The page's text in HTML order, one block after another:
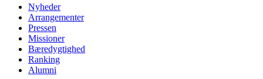
Nyheder
Arrangementer
Pressen
Missioner
Bæredygtighed
Ranking
Alumni